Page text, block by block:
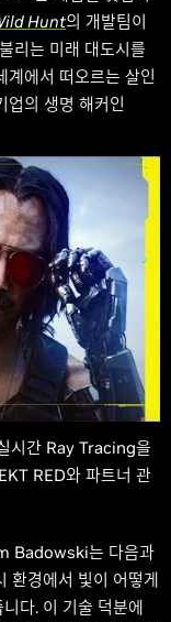
Hunt의 개발팀이
리는 미래 대도시를
계에서 떠오르는 살인
업의 생명 해커인
시간 Ray Tracing을
RED와 파트너 관
Badowski는 다음과
환경에서 빛이 어떻게
다. 이 기술 덕분에